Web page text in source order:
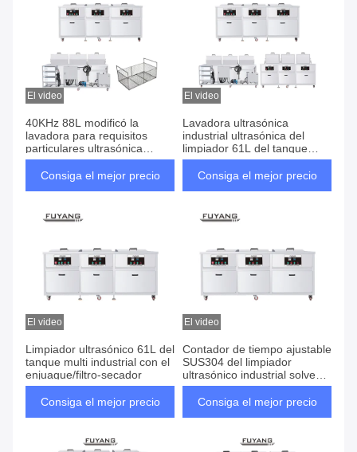
El video
40KHz 88L modificó la
lavadora para requisitos
particulares ultrasónica
industrial SUS304
Consiga el mejor precio
El video
Lavadora ultrasónica
industrial ultrasónica del
limpiador 61L del tanque
multi de RoHS 40KHz
Consiga el mejor precio
El video
Limpiador ultrasónico 61L del
tanque multi industrial con el
enjuague/filtro-secador
Consiga el mejor precio
El video
Contador de tiempo ajustable
SUS304 del limpiador
ultrasónico industrial solvente
de los tres tanques
Consiga el mejor precio